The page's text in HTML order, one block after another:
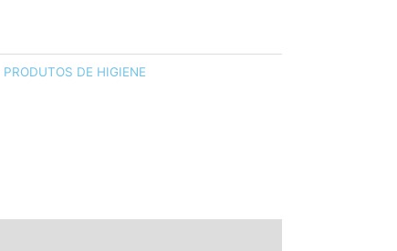
PRODUTOS DE HIGIENE